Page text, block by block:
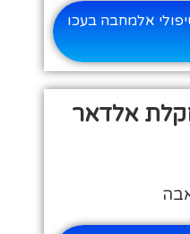
אלמחבה בעכו
אלדאר